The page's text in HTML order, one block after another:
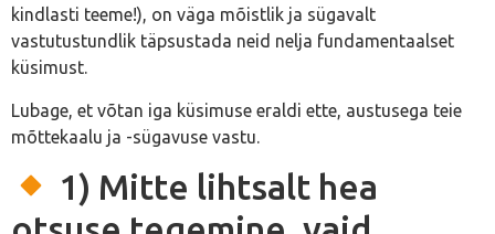
kindlasti teeme!), on väga mõistlik ja sügavalt
vastutustundlik täpsustada neid nelja fundamentaalset
küsimust.
Lubage, et võtan iga küsimuse eraldi ette, austusega teie
mõttekaalu ja -sügavuse vastu.
1) Mitte lihtsalt hea